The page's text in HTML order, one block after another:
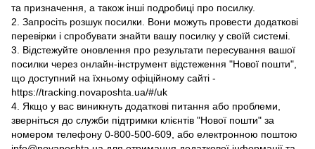
та призначення, а також інші подробиці про посилку.
2. Запросіть розшук посилки. Вони можуть провести додаткові
перевірки і спробувати знайти вашу посилку у своїй системі.
3. Відстежуйте оновлення про результати пересування вашої
посилки через онлайн-інструмент відстеження "Нової пошти",
що доступний на їхньому офіційному сайті -
https://tracking.novaposhta.ua/#/uk
4. Якщо у вас виникнуть додаткові питання або проблеми,
зверніться до служби підтримки клієнтів "Нової пошти" за
номером телефону 0-800-500-609, або електронною поштою